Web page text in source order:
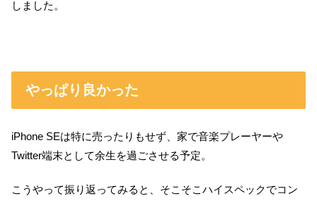
しました。
やっぱり良かった
iPhone SEは特に売ったりもせず、家で音楽プレーヤーや
Twitter端末として余生を過ごさせる予定。
こうやって振り返ってみると、そこそこハイスペックでコン